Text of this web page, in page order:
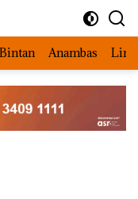
Bintan Anambas